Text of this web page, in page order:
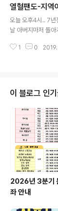
명예의 전당에 헌액
원장님께서 함께 하
의 수상을 축하드리
열혈팬도-지역
오늘 오후4시.. 7년
날 아버지마저 돌
학교 이** 학생과
활동을 약속했습니
화활동을 위해 금
012신서봉사단과
께서 전해주신 장
"일상속에 함께하
어 가고자하는 양
동...
1 0
이 블로그 인
2026년 3분기
좌 안내